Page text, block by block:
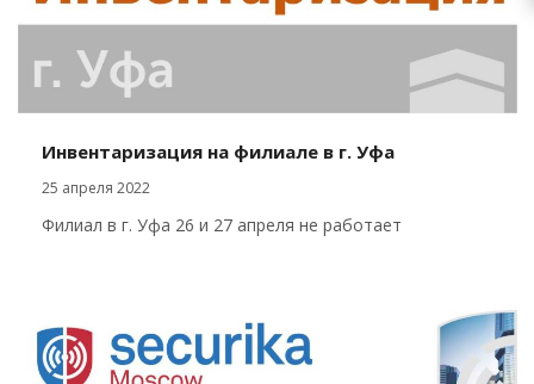
Инвентаризация на филиале в г. Уфа
25 апреля 2022
Филиал в г. Уфа 26 и 27 апреля не работает